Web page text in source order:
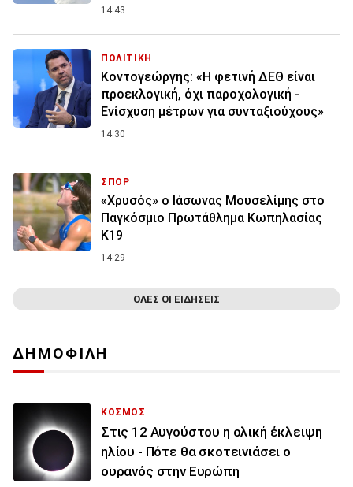
14:43
ΠΟΛΙΤΙΚΗ
Κοντογεώργης: «Η φετινή ΔΕΘ είναι
προεκλογική, όχι παροχολογική -
Ενίσχυση μέτρων για συνταξιούχους»
14:30
ΣΠΟΡ
«Χρυσός» ο Ιάσωνας Μουσελίμης στο
Παγκόσμιο Πρωτάθλημα Κωπηλασίας
Κ19
14:29
ΟΛΕΣ ΟΙ ΕΙΔΗΣΕΙΣ
ΔΗΜΟΦΙΛΗ
ΚΟΣΜΟΣ
Στις 12 Αυγούστου η ολική έκλειψη
ηλίου - Πότε θα σκοτεινιάσει ο
ουρανός στην Ευρώπη